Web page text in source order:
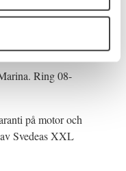
Ring 08-
på motor och
Svedeas XXL